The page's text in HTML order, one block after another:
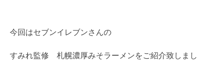
今回はセブンイレブンさんの
すみれ監修 札幌濃厚みそラーメンをご紹介致しまし